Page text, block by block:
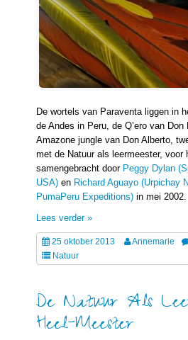
De wortels van Paraventa liggen in
de Andes in Peru, de Q’ero van Don
Amazone jungle van Don Alberto,
met de Natuur als leermeester, voor
samengebracht door Peggy Dylan
USA) en Richard Aguayo (Urpichay
PumaPeru Expeditions) in mei 2002.
Lees verder »
25 oktober 2013 Annemarie
Natuur
De Natuur Als
Heel-Meester